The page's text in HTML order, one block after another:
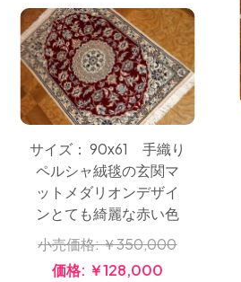
サイズ： 90x61 手織り
ペルシャ絨毯の玄関マ
ットメダリオンデザイ
ンとても綺麗な赤い色
小売価格:￥350,000
価格: ￥128,000